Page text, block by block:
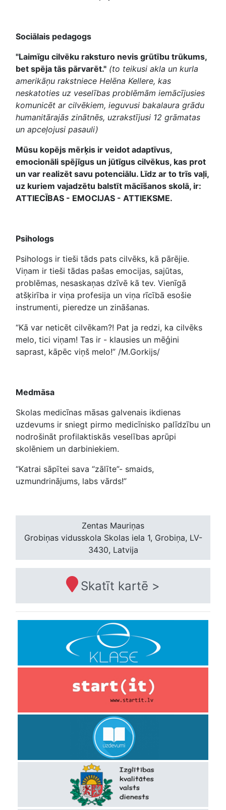
Sociālais pedagogs
"Laimīgu cilvēku raksturo nevis grūtību trūkums,
bet spēja tās pārvarēt." (to teikusi akla un kurla
amerikāņu rakstniece Helēna Kellere, kas
neskatoties uz veselības problēmām iemācījusies
komunicēt ar cilvēkiem, ieguvusi bakalaura grādu
humanitārajās zinātnēs, uzrakstījusi 12 grāmatas
un apceļojusi pasauli)
Mūsu kopējs mērķis ir veidot adaptīvus,
emocionāli spējīgus un jūtīgus cilvēkus, kas prot
un var realizēt savu potenciālu. Līdz ar to trīs vaļi,
uz kuriem vajadzētu balstīt mācīšanos skolā, ir:
ATTIECĪBAS - EMOCIJAS - ATTIEKSME.
Psihologs
Psihologs ir tieši tāds pats cilvēks, kā pārējie.
Viņam ir tieši tādas pašas emocijas, sajūtas,
problēmas, nesaskaņas dzīvē kā tev. Vienīgā
atšķirība ir viņa profesija un viņa rīcībā esošie
instrumenti, pieredze un zināšanas.
“Kā var neticēt cilvēkam?! Pat ja redzi, ka cilvēks
melo, tici viņam! Tas ir - klausies un mēģini
saprast, kāpēc viņš melo!” /M.Gorkijs/
Medmāsa
Skolas medicīnas māsas galvenais ikdienas
uzdevums ir sniegt pirmo medicīnisko palīdzību un
nodrošināt profilaktiskās veselības aprūpi
skolēniem un darbiniekiem.
“Katrai sāpītei sava “zālīte”- smaids,
uzmundrinājums, labs vārds!”
Zentas Mauriņas
Grobiņas vidusskola Skolas iela 1, Grobiņa, LV-
3430, Latvija
Skatīt kartē >